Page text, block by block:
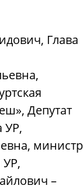
Глава
Депутат
УР,
министр
–